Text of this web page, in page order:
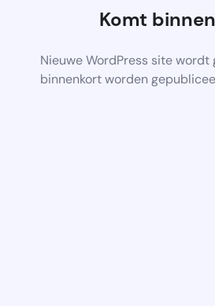
Komt
Nieuwe WordPress site wordt
binnenkort worden